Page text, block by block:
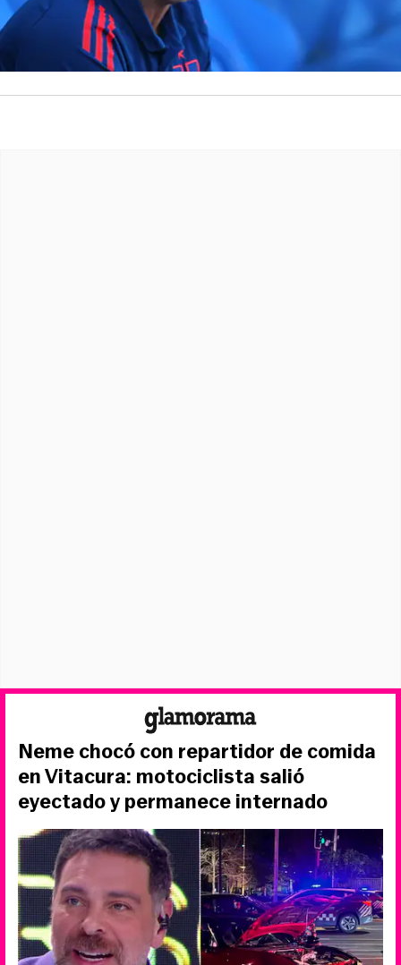
Neme chocó con repartidor de comida
en Vitacura: motociclista salió
eyectado y permanece internado